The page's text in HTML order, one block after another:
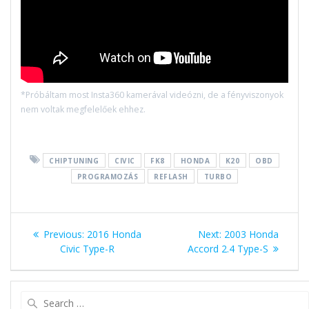
*Próbáltam most Insta360 kamerával videózni, de a fényviszonyok
nem voltak megfelelőek ehhez.
CHIPTUNING CIVIC FK8 HONDA K20
OBD
PROGRAMOZÁS
REFLASH TURBO
Bejegyzés
navigáció
Previous: Previous
post:
2016 Honda
Civic Type-R
Next: Next
post:
2003 Honda
Accord 2.4 Type-S